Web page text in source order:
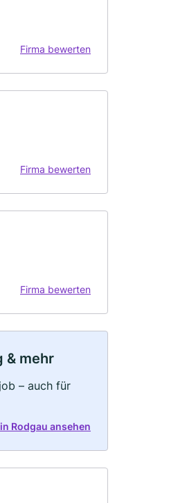
Firma bewerten
Firma bewerten
Firma bewerten
& mehr
– auch für
Rodgau ansehen